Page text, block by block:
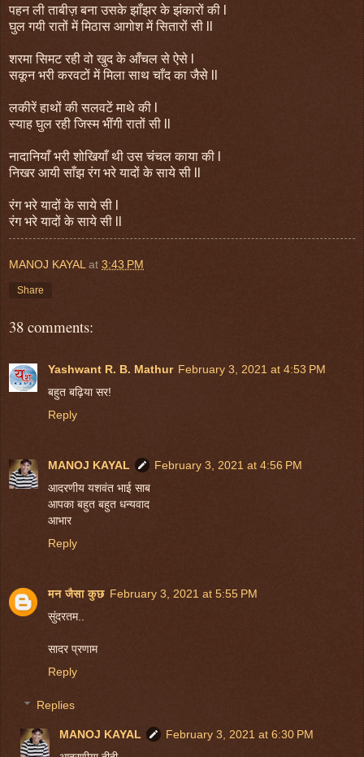
पहन ली ताबीज़ बना उसके झाँझर के झंकारों की l
घुल गयी रातों में मिठास आगोश में सितारों सी ll
शरमा सिमट रही वो खुद के आँचल से ऐसे l
सकून भरी करवटों में मिला साथ चाँद का जैसे ll
लकीरें हाथों की सलवटें माथे की l
स्याह घुल रही जिस्म भींगी रातों सी ll
नादानियाँ भरी शोखियाँ थी उस चंचल काया की l
निखर आयी साँझ रंग भरे यादों के साये सी ll
रंग भरे यादों के साये सी l
रंग भरे यादों के साये सी ll
MANOJ KAYAL at 3:43 PM
Share
38 comments:
Yashwant R. B. Mathur February 3, 2021 at 4:53 PM
बहुत बढ़िया सर!
Reply
MANOJ KAYAL
February 3, 2021 at 4:56 PM
आदरणीय यशवंत भाई साब
आपका बहुत बहुत धन्यवाद
आभार
Reply
मन जैसा कुछ February 3, 2021 at 5:55 PM
सुंदरतम..
सादर प्रणाम
Reply
Replies
MANOJ KAYAL
February 3, 2021 at 6:30 PM